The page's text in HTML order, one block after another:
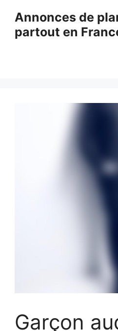
contenu
Annonces de
partout en
Garçon